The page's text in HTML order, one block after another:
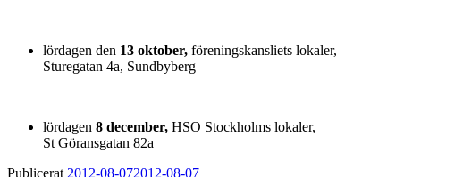
lördagen den 13 oktober, föreningskansliets lokaler,
Sturegatan 4a, Sundbyberg
lördagen 8 december, HSO Stockholms lokaler,
St Göransgatan 82a
Publicerat 2012-08-072012-08-07